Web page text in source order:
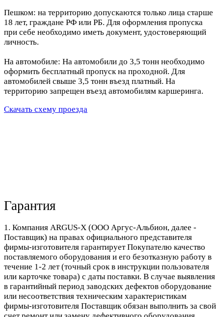
Пешком: на территорию допускаются только лица старше
18 лет, граждане РФ или РБ. Для оформления пропуска
при себе необходимо иметь документ, удостоверяющий
личность.
На автомобиле: На автомобили до 3,5 тонн необходимо
оформить бесплатный пропуск на проходной. Для
автомобилей свыше 3,5 тонн въезд платный. На
территорию запрещен въезд автомобилям каршеринга.
Скачать схему проезда
Гарантия
1. Компания ARGUS-X (ООО Аргус-Альбион, далее -
Поставщик) на правах официального представителя
фирмы-изготовителя гарантирует Покупателю качество
поставляемого оборудования и его безотказную работу в
течение 1-2 лет (точный срок в инструкции пользователя
или карточке товара) с даты поставки. В случае выявления
в гарантийный период заводских дефектов оборудование
или несоответствия техническим характеристикам
фирмы-изготовителя Поставщик обязан выполнить за свой